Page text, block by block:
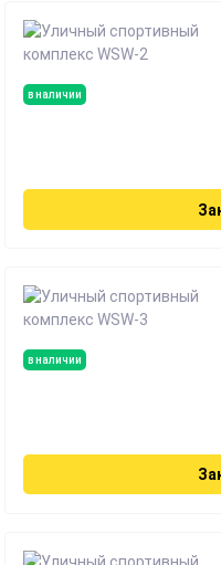
в наличии
в наличии